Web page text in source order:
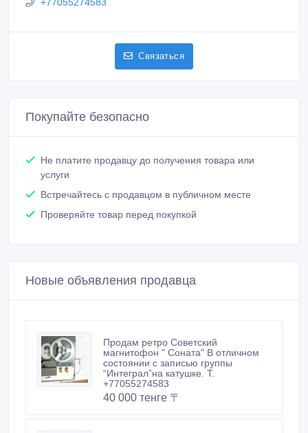
Связаться
Покупайте безопасно
Не платите продавцу до получения товара или
услуги
Встречайтесь с продавцом в публичном месте
Проверяйте товар перед покупкой
Новые объявления продавца
Продам ретро Советский
магнитофон " Соната" В отличном
состоянии с записью группы
“Интеграл”на катушке. Т.
+77055274583
40 000 тенге 〒